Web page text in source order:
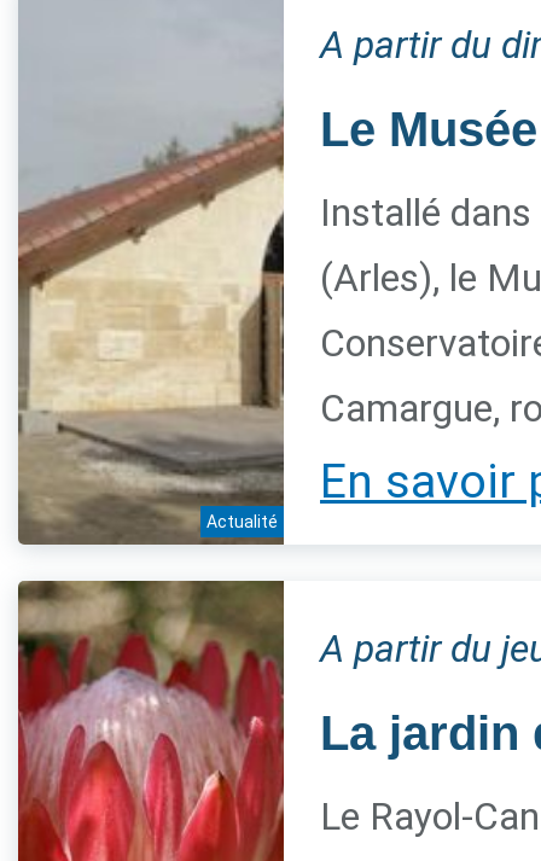
Actualité
A partir du
Le
Installé dans
(Arles), le
Camargue,
En savoir
A partir du
La jardin
Le Rayol-